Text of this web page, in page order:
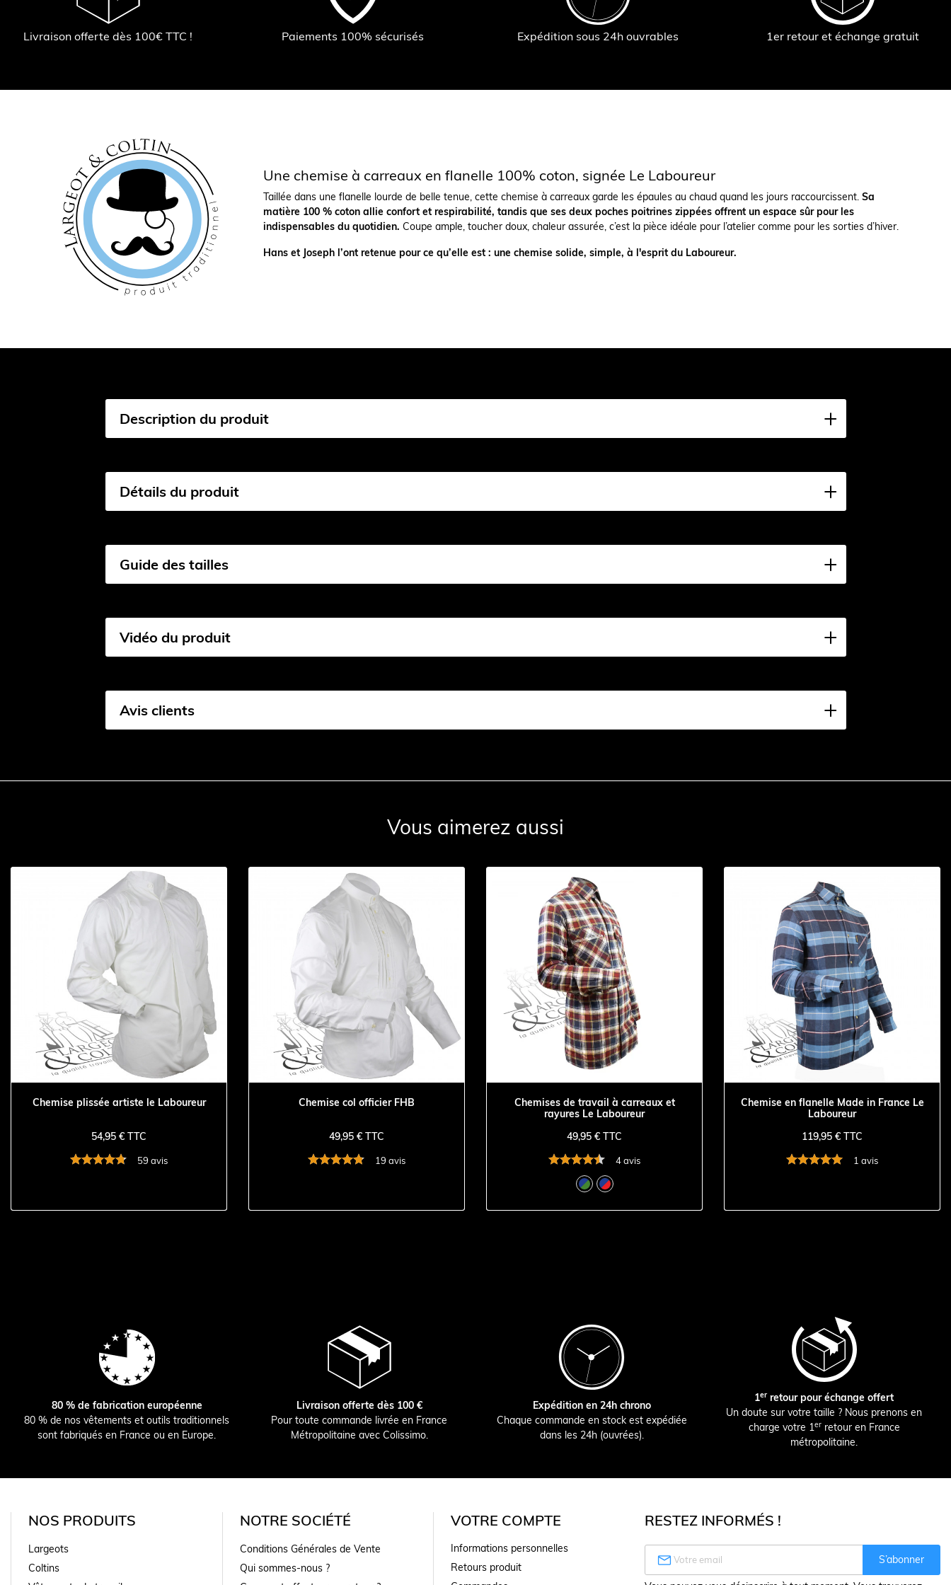
Livraison offerte dès 100€ TTC ! Paiements 100% sécurisés Expédition sous 24h ouvrables 1er retour et échange gratuit
Une chemise à carreaux en flanelle 100% coton, signée Le Laboureur
Taillée dans une flanelle lourde de belle tenue, cette chemise à carreaux garde les épaules au chaud quand les jours raccourcissent. Sa
matière 100 % coton allie confort et respirabilité, tandis que ses deux poches poitrines zippées offrent un espace sûr pour les
indispensables du quotidien. Coupe ample, toucher doux, chaleur assurée, c’est la pièce idéale pour l’atelier comme pour les sorties d’hiver.
Hans et Joseph l’ont retenue pour ce qu’elle est : une chemise solide, simple, à l'esprit du Laboureur.
Description du produit
Détails du produit
Guide des tailles
Vidéo du produit
Avis clients
Vous aimerez aussi
Chemise plissée artiste le Laboureur
54,95 € TTC
59 avis
Chemise col officier FHB
49,95 € TTC
19 avis
Chemises de travail à carreaux et
rayures Le Laboureur
49,95 € TTC
4 avis
Chemise en flanelle Made in France Le
Laboureur
119,95 € TTC
1 avis
80 % de fabrication européenne
80 % de nos vêtements et outils traditionnels
sont fabriqués en France ou en Europe.
Livraison offerte dès 100 €
Pour toute commande livrée en France
Métropolitaine avec Colissimo.
Expédition en 24h chrono
Chaque commande en stock est expédiée
dans les 24h (ouvrées).
1er retour pour échange offert
Un doute sur votre taille ? Nous prenons en
charge votre 1erretour en France
métropolitaine.
NOS PRODUITS
Largeots
Coltins
NOTRE SOCIÉTÉ
Conditions Générales de Vente
Qui sommes-nous ?
VOTRE COMPTE
Informations personnelles
Retours produit
RESTEZ INFORMÉS !
 S’abonner